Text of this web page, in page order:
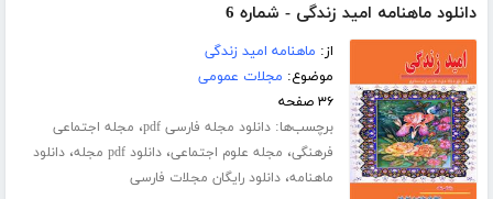
دانلود ماهنامه امید زندگی - شماره 6
از: ماهنامه امید زندگی
موضوع: مجلات عمومی
۳۶ صفحه
برچسب‌ها:دانلود مجله فارسی pdf ، مجله اجتماعی
فرهنگی، مجله علوم اجتماعی،دانلود pdf مجله ،دانلود
ماهنامه،دانلود رایگان مجلات فارسی